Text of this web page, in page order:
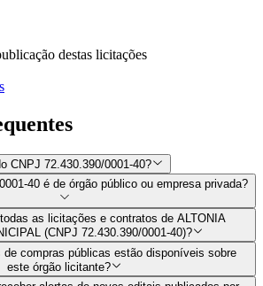
destas licitações
CNPJ 72.430.390/0001-40?
40 é de órgão público ou empresa privada?
as licitações e contratos de ALTONIA
(CNPJ 72.430.390/0001-40)?
de compras públicas estão disponíveis sobre
este órgão licitante?